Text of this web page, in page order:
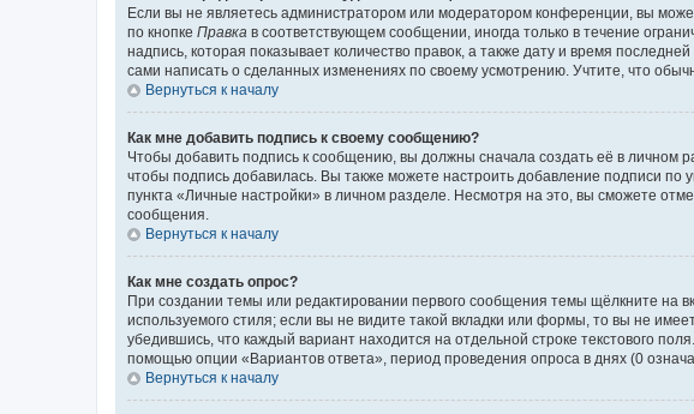
Если вы не являетесь администратором или модератором конференции, вы
по кнопке Правка в соответствующем сообщении, иногда только в течение
надпись, которая показывает количество правок, а также дату и время
сами написать о сделанных изменениях по своему усмотрению. Учтите, что
Вернуться к началу
Как мне добавить подпись к своему сообщению?
Чтобы добавить подпись к сообщению, вы должны сначала создать её в личном
чтобы подпись добавилась. Вы также можете настроить добавление подписи
пункта «Личные настройки» в личном разделе. Несмотря на это, вы сможете
сообщения.
Вернуться к началу
Как мне создать опрос?
При создании темы или редактировании первого сообщения темы щёлкните на
используемого стиля; если вы не видите такой вкладки или формы, то вы не
убедившись, что каждый вариант находится на отдельной строке текстового
помощью опции «Вариантов ответа», период проведения опроса в днях (0
Вернуться к началу